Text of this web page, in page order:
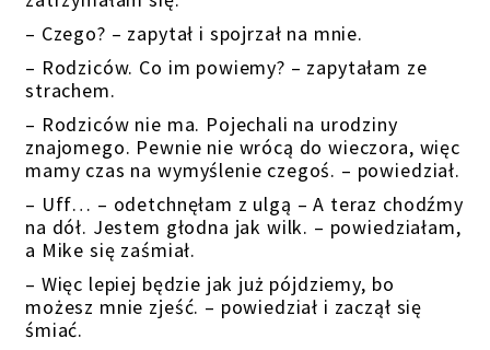
– Czego? – zapytał i spojrzał na mnie.
– Rodziców. Co im powiemy? – zapytałam ze
strachem.
– Rodziców nie ma. Pojechali na urodziny
znajomego. Pewnie nie wrócą do wieczora, więc
mamy czas na wymyślenie czegoś. – powiedział.
– Uff… – odetchnęłam z ulgą – A teraz chodźmy
na dół. Jestem głodna jak wilk. – powiedziałam,
a Mike się zaśmiał.
– Więc lepiej będzie jak już pójdziemy, bo
możesz mnie zjeść. – powiedział i zaczął się
śmiać.